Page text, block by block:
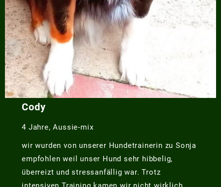
Cody
4 Jahre, Aussie-mix
wir wurden von unserer Hundetrainerin zu Sonja
empfohlen weil unser Hund sehr hibbelig,
überreizt und stressanfällig war. Trotz